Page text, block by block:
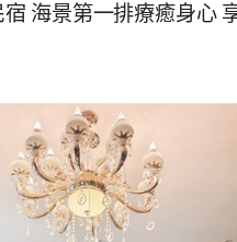
海景第一排療癒身心